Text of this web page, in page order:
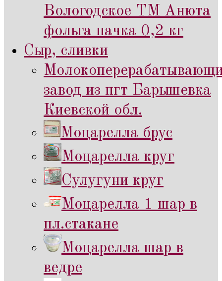
Вологодское ТМ Анюта
фольга пачка 0,2 кг
Сыр, сливки
завод из пгт Барышевка
Киевской обл.
Моцарелла брус
Моцарелла круг
Сулугуни круг
Моцарелла 1 шар в
пл.стакане
Моцарелла шар в
ведре